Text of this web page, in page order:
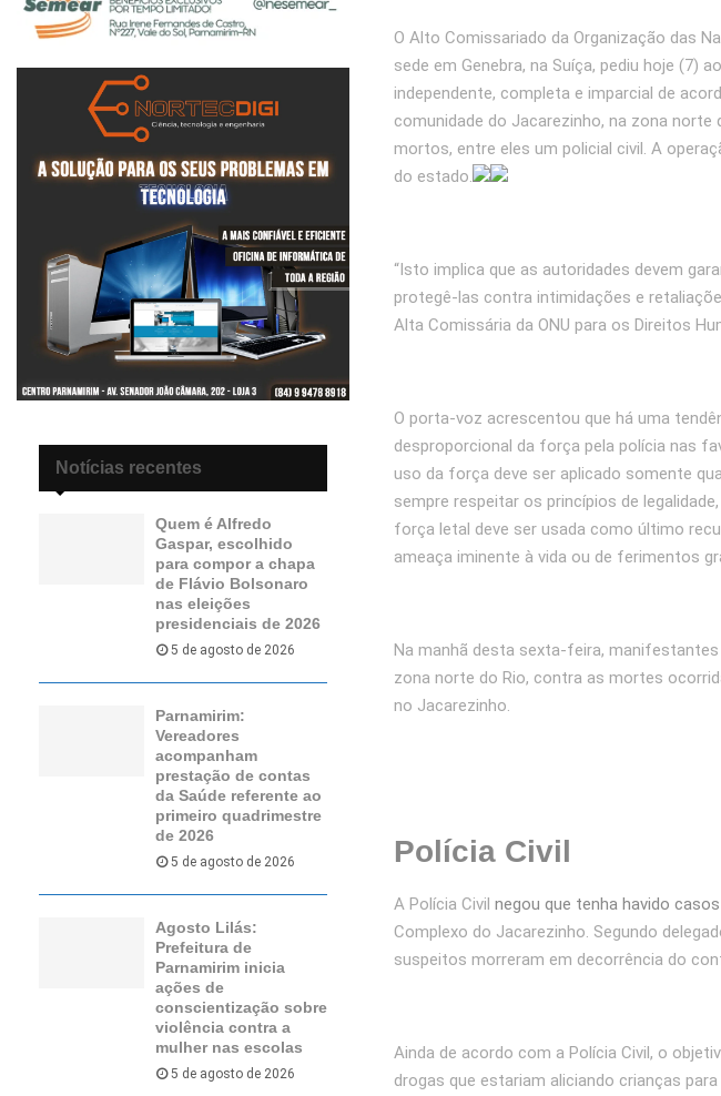
O Alto Comissariado da Organização das
sede em Genebra, na Suíça, pediu hoje (7)
independente, completa e imparcial de
comunidade do Jacarezinho, na zona
mortos, entre eles um policial civil. A
do estado.
“Isto implica que as autoridades devem
protegê-las contra intimidações e
Alta Comissária da ONU para os Direitos
O porta-voz acrescentou que há uma
desproporcional da força pela polícia nas
uso da força deve ser aplicado somente
sempre respeitar os princípios de
força letal deve ser usada como último
ameaça iminente à vida ou de ferimentos
Na manhã desta sexta-feira,
zona norte do Rio, contra as mortes
no Jacarezinho.
Polícia Civil
A Polícia Civil negou que tenha havido casos
Complexo do Jacarezinho. Segundo
suspeitos morreram em decorrência do
Ainda de acordo com a Polícia Civil, o
drogas que estariam aliciando crianças
Notícias recentes
Quem é Alfredo
Gaspar, escolhido
para compor a chapa
de Flávio Bolsonaro
nas eleições
presidenciais de 2026
5 de agosto de 2026
Parnamirim:
Vereadores
acompanham
prestação de contas
da Saúde referente ao
primeiro quadrimestre
de 2026
5 de agosto de 2026
Agosto Lilás:
Prefeitura de
Parnamirim inicia
ações de
conscientização sobre
violência contra a
mulher nas escolas
5 de agosto de 2026